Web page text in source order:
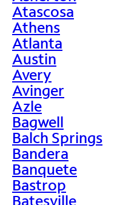
Atascosa
Athens
Atlanta
Austin
Avery
Avinger
Azle
Bagwell
Balch Springs
Bandera
Banquete
Bastrop
Batesville